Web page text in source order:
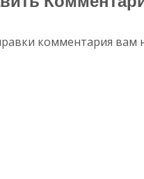
)
комментария вам